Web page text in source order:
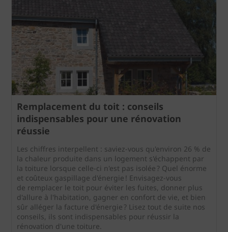
Remplacement du toit : conseils
indispensables pour une rénovation
réussie
Les chiffres interpellent : saviez-vous qu'environ 26 % de
la chaleur produite dans un logement s'échappent par
la toiture lorsque celle-ci n'est pas isolée ? Quel énorme
et coûteux gaspillage d'énergie ! Envisagez-vous
de remplacer le toit pour éviter les fuites, donner plus
d'allure à l'habitation, gagner en confort de vie, et bien
sûr alléger la facture d'énergie ? Lisez tout de suite nos
conseils, ils sont indispensables pour réussir la
rénovation d'une toiture.